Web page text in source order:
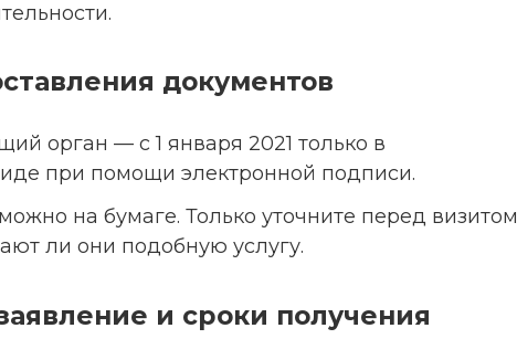
документов
орган — с 1 января 2021 только в
при помощи электронной подписи.
на бумаге. Только уточните перед визитом
ли они подобную услугу.
и сроки получения